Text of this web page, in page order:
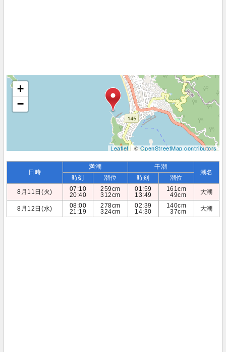
+
−
Leaflet| ©OpenStreetMap contributors
日時
満潮 干潮
潮名
時刻 潮位 時刻
潮位
8月11日(火)
07:10
20:40
259cm
312cm
01:59
13:49
161cm
49cm
大潮
8月12日(水)
08:00
21:19
278cm
324cm
02:39
14:30
140cm
37cm
大潮